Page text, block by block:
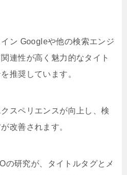
ン Googleや他の検索エンジ
連性が高く魅力的なタイト
推奨しています。
スペリエンスが向上し、検
改善されます。
の研究が、タイトルタグとメ